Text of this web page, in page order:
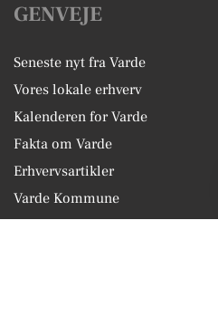
GENVEJE
Seneste nyt fra Varde
Vores lokale erhverv
Kalenderen for Varde
Fakta om Varde
Erhvervsartikler
Varde Kommune